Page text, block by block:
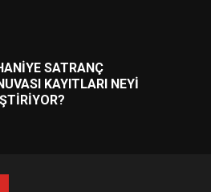
SATRANÇ
KAYITLARI NEYİ
NASIL